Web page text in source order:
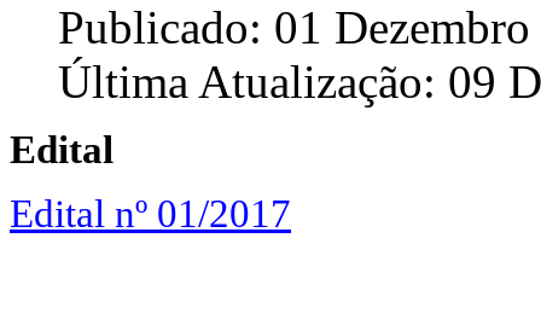
Publicado: 01
Última Atualização: 09
Edital
Edital nº 01/2017